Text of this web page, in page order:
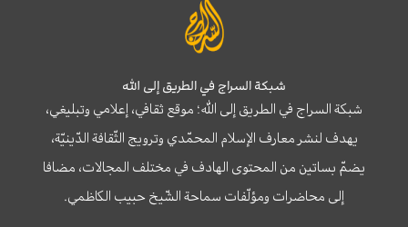
شبكة السراج في الطريق إلى الله
شبكة السراج في الطريق إلى الله؛ موقع ثقافي، إعلامي وتبليغي،
يهدف لنشر معارف الإسلام المحمّدي وترويج الثّقافة الدّينيّة،
يضمّ بساتين من المحتوى الهادف في مختلف المجالات، مضافا
إلى محاضرات ومؤلّفات سماحة الشّيخ حبيب الكاظمي.